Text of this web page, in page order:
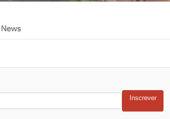
Inscrever